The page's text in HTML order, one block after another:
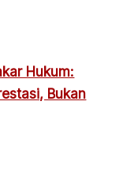
Hukum:
Bukan